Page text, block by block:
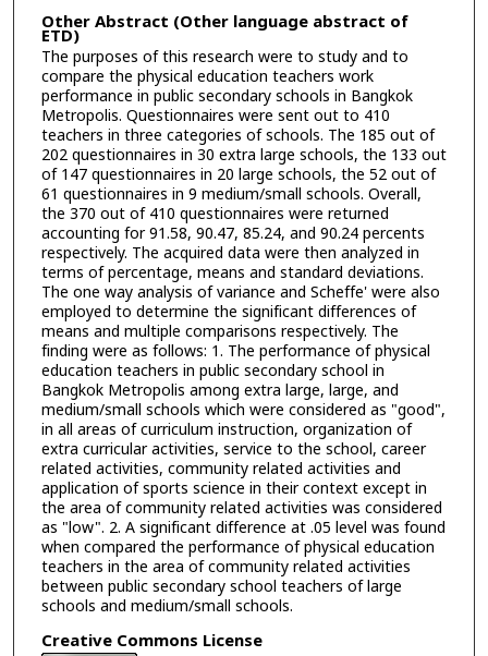
Other Abstract (Other language abstract of
ETD)
The purposes of this research were to study and to
compare the physical education teachers work
performance in public secondary schools in Bangkok
Metropolis. Questionnaires were sent out to 410
teachers in three categories of schools. The 185 out of
202 questionnaires in 30 extra large schools, the 133 out
of 147 questionnaires in 20 large schools, the 52 out of
61 questionnaires in 9 medium/small schools. Overall,
the 370 out of 410 questionnaires were returned
accounting for 91.58, 90.47, 85.24, and 90.24 percents
respectively. The acquired data were then analyzed in
terms of percentage, means and standard deviations.
The one way analysis of variance and Scheffe' were also
employed to determine the significant differences of
means and multiple comparisons respectively. The
finding were as follows: 1. The performance of physical
education teachers in public secondary school in
Bangkok Metropolis among extra large, large, and
medium/small schools which were considered as "good",
in all areas of curriculum instruction, organization of
extra curricular activities, service to the school, career
related activities, community related activities and
application of sports science in their context except in
the area of community related activities was considered
as "low". 2. A significant difference at .05 level was found
when compared the performance of physical education
teachers in the area of community related activities
between public secondary school teachers of large
schools and medium/small schools.
Creative Commons License